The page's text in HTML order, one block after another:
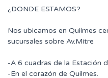
¿DONDE ESTAMOS?
Nos ubicamos en Quilmes
sucursales sobre Av.Mitre
-A 6 cuadras de la Estación
-En el corazón de Quilmes.